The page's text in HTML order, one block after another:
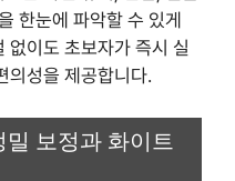
한눈에 파악할 수 있게
없이도 초보자가 즉시 실
의성을 제공합니다.
보정과 화이트